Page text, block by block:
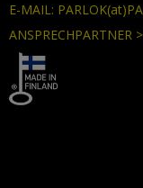
E-MAIL:
ANSPRECHPARTNER